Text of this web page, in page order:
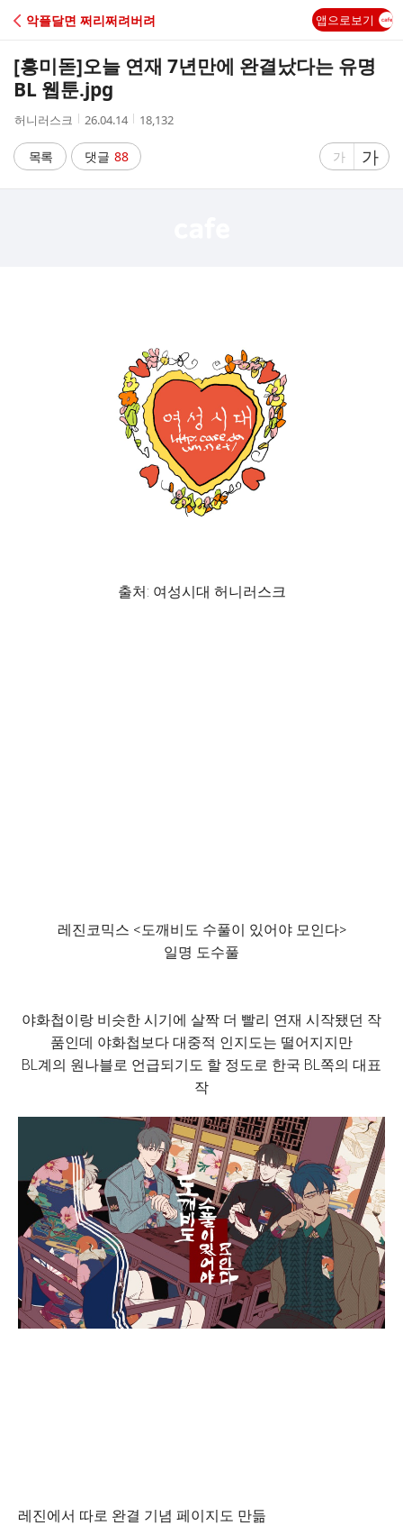
C
A
악플달면 쩌리쩌려버려 앱으로보기
[흥미돋]오늘 연재 7년만에 완결났다는 유명
BL 웹툰.jpg
작
자
허니러스크
작
시
간
26.04.14
조
수
18,132
목록 댓글 88
글
가
글
자
가
출처: 여성시대 허니러스크
레진코믹스 <도깨비도 수풀이 있어야 모인다>
일명 도수풀
야화첩이랑 비슷한 시기에 살짝 더 빨리 연재 시작됐던 작
품인데 야화첩보다 대중적 인지도는 떨어지지만
BL계의 원나블로 언급되기도 할 정도로 한국 BL쪽의 대표
작
레진에서 따로 완결 기념 페이지도 만듦